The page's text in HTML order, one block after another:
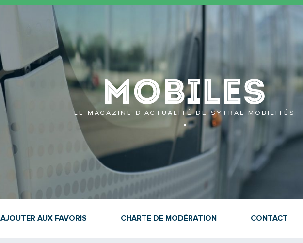
Mobiles
LE MAGAZINE D’ACTUALITÉ DE SYTRAL MOBILITÉS
AJOUTER AUX FAVORIS CHARTE DE MODÉRATION CONTACT